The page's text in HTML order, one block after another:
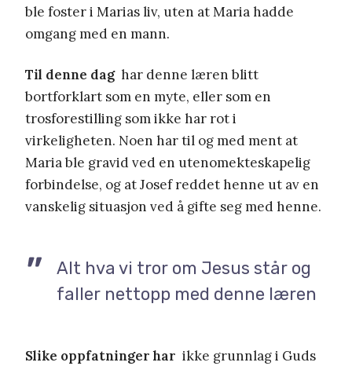
ble foster i Marias liv, uten at Maria hadde
omgang med en mann.
Til denne daghar denne læren blitt
bortforklart som en myte, eller som en
trosforestilling som ikke har rot i
virkeligheten. Noen har til og med ment at
Maria ble gravid ved en utenomekteskapelig
forbindelse, og at Josef reddet henne ut av en
vanskelig situasjon ved å gifte seg med henne.
Alt hva vi tror om Jesus står og
faller nettopp med denne læren
Slike oppfatninger har ikke grunnlag i Guds